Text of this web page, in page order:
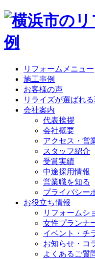
リフォームメニュー
施工事例
お客様の声
リライズが選ばれ
会社案内
代表挨拶
会社概要
アクセス・営
スタッフ紹介
受賞実績
中途採用情報
営業職を知る
プライバシー
お役立ち情報
リフォームシ
女性プランナ
イベント・チ
お知らせ・コ
よくあるご質